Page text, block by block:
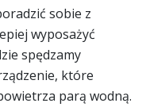
sobie z
wyposażyć
spędzamy
które
parą wodną.